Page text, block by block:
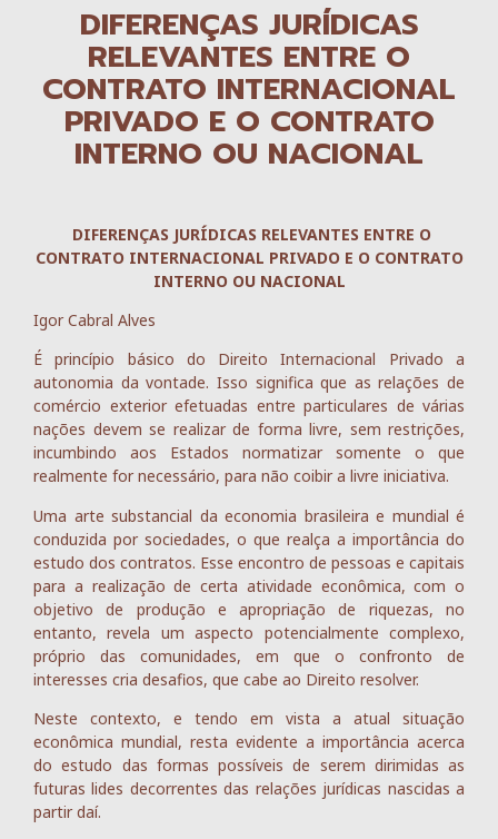
DIFERENÇAS JURÍDICAS
RELEVANTES ENTRE O
CONTRATO INTERNACIONAL
PRIVADO E O CONTRATO
INTERNO OU NACIONAL
DIFERENÇAS JURÍDICAS RELEVANTES ENTRE O
CONTRATO INTERNACIONAL PRIVADO E O CONTRATO
INTERNO OU NACIONAL
Igor Cabral Alves
É princípio básico do Direito Internacional Privado a
autonomia da vontade. Isso significa que as relações de
comércio exterior efetuadas entre particulares de várias
nações devem se realizar de forma livre, sem restrições,
incumbindo aos Estados normatizar somente o que
realmente for necessário, para não coibir a livre iniciativa.
Uma arte substancial da economia brasileira e mundial é
conduzida por sociedades, o que realça a importância do
estudo dos contratos. Esse encontro de pessoas e capitais
para a realização de certa atividade econômica, com o
objetivo de produção e apropriação de riquezas, no
entanto, revela um aspecto potencialmente complexo,
próprio das comunidades, em que o confronto de
interesses cria desafios, que cabe ao Direito resolver.
Neste contexto, e tendo em vista a atual situação
econômica mundial, resta evidente a importância acerca
do estudo das formas possíveis de serem dirimidas as
futuras lides decorrentes das relações jurídicas nascidas a
partir daí.